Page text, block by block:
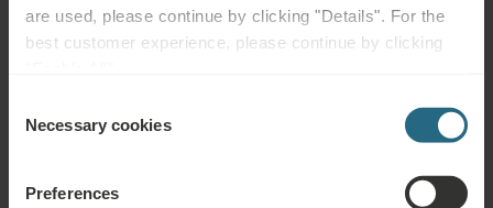
are used, please continue by clicking "Details". For the
best customer experience, please continue by clicking
Selection
Necessary cookies
Preferences
საკონფერენციო
დარბაზები
ავტოსადგომი